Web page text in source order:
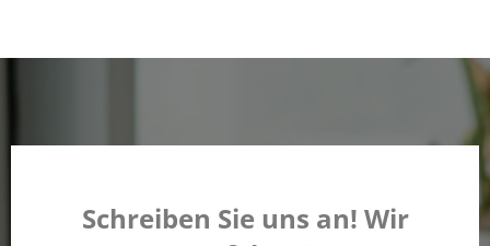
Schreiben Sie uns an! Wir